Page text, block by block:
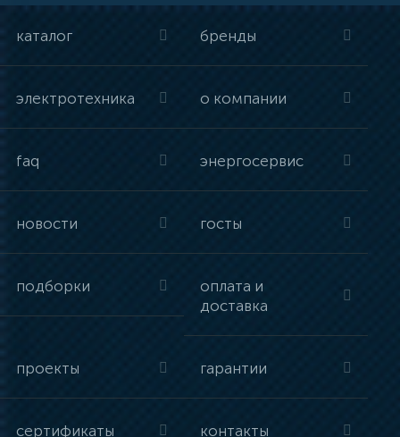
каталог бренды
электротехника о компании
faq энергосервис
новости госты
подборки
оплата и
доставка
проекты гарантии
сертификаты контакты